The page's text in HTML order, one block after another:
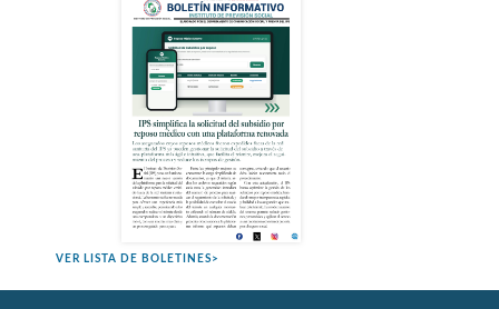
VER LISTA DE BOLETINES>